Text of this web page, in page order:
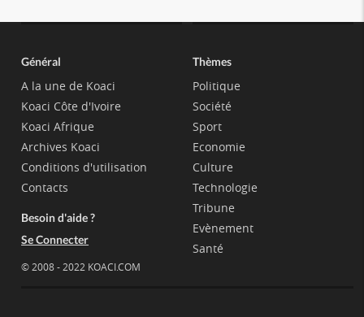
Général
A la une de Koaci
Koaci Côte d'Ivoire
Koaci Afrique
Archives Koaci
Conditions d'utilisation
Contacts
Besoin d'aide ?
Se Connecter
© 2008 - 2022 KOACI.COM
Thèmes
Politique
Société
Sport
Economie
Culture
Technologie
Tribune
Evènement
Santé